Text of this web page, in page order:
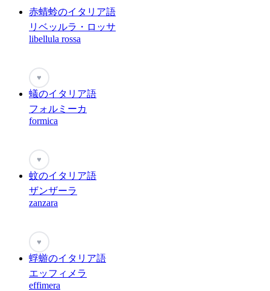
赤蜻蛉のイタリア語
リベッルラ・ロッサ
libellula rossa
♥
蟻のイタリア語
フォルミーカ
formica
♥
蚊のイタリア語
ザンザーラ
zanzara
♥
蜉蝣のイタリア語
エッフィメラ
effimera